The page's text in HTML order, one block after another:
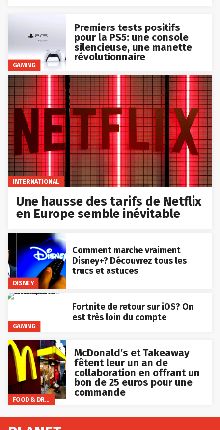
GAMING
Premiers tests positifs
pour la PS5: une console
silencieuse, une manette
révolutionnaire
INTERNATIONAL
Une hausse des tarifs de Netflix
en Europe semble inévitable
DISNEY
Comment marche vraiment
Disney+? Découvrez tous les
trucs et astuces
GAMING
Fortnite de retour sur iOS? On
est très loin du compte
FOOD & DRINKS
McDonald’s et Takeaway
fêtent leur un an de
collaboration en offrant un
bon de 25 euros pour une
commande